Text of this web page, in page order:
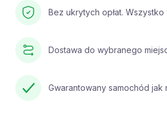
Bez ukrytych opłat. Wszystko
Dostawa do wybranego
Gwarantowany samochód jak